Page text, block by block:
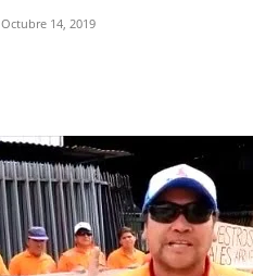
Octubre 14, 2019